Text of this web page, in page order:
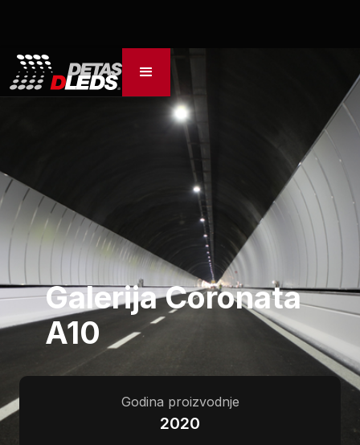
Galerija Coronata
A10
Godina proizvodnje
2020